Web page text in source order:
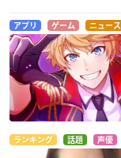
アプリ ゲーム ニュース
ランキング 話題 声優